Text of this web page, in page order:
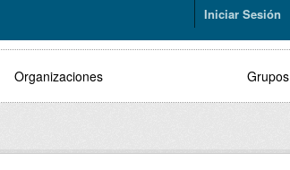
Iniciar Sesión
Organizaciones Grupos